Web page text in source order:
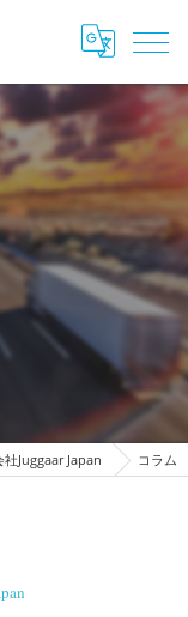
Juggaar Japan コラム